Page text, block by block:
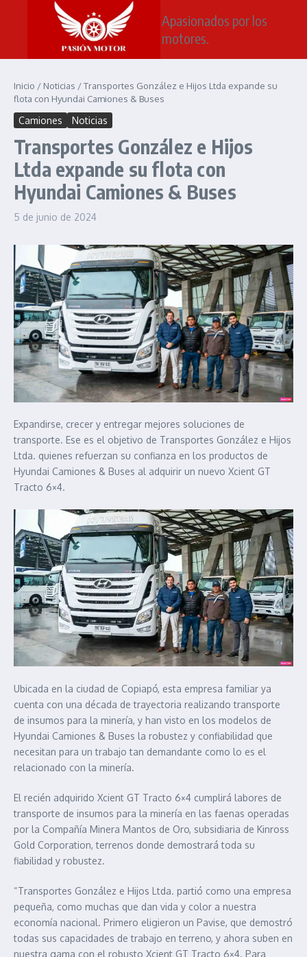
Saltar al contenido
Apasionados por los
motores.
Inicio / Noticias /Transportes González e Hijos Ltda expande su
flota con Hyundai Camiones & Buses
Camiones Noticias
Transportes González e Hijos
Ltda expande su flota con
Hyundai Camiones & Buses
5 de junio de 2024
Expandirse, crecer y entregar mejores soluciones de
transporte. Ese es el objetivo de Transportes González e Hijos
Ltda. quienes refuerzan su confianza en los productos de
Hyundai Camiones & Buses al adquirir un nuevo Xcient GT
Tracto 6×4.
Ubicada en la ciudad de Copiapó, esta empresa familiar ya
cuenta con una década de trayectoria realizando transporte
de insumos para la minería, y han visto en los modelos de
Hyundai Camiones & Buses la robustez y confiabilidad que
necesitan para un trabajo tan demandante como lo es el
relacionado con la minería.
El recién adquirido Xcient GT Tracto 6×4 cumplirá labores de
transporte de insumos para la minería en las faenas operadas
por la Compañía Minera Mantos de Oro, subsidiaria de Kinross
Gold Corporation, terrenos donde demostrará toda su
fiabilidad y robustez.
“Transportes González e Hijos Ltda. partió como una empresa
pequeña, como muchas que dan vida y color a nuestra
economía nacional. Primero eligieron un Pavise, que demostró
todas sus capacidades de trabajo en terreno, y ahora suben en
nuestra gama con el robusto Xcient GT Tracto 6×4. Para